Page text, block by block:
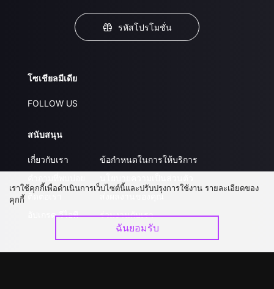
รหัสโปรโมชั่น
โซเชียลมีเดีย
FOLLOW US
สนับสนุน
เกี่ยวกับเรา
ติดต่อเรา
อัปเกรด วีไอพี
ข้อกำหนดในการให้บริการ
ส่งผลงานของคุณ
ร่วมงานกับเรา
เราใช้คุกกี้เพื่อดำเนินการเว็บไซต์นี้และปรับปรุงการใช้งาน รายละเอียดของ
คุกกี้
ฉันยอมรับ